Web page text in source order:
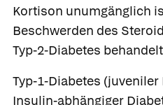
Kortison unumgänglich
Beschwerden des
Typ-2-Diabetes
Typ-1-Diabetes (juveniler
Insulin-abhängiger